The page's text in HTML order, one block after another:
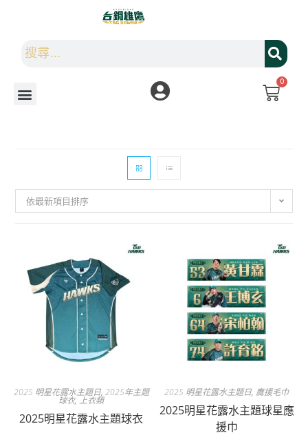
0
依最新項目排序
2025 明星花露水主題日, 2025年主題
球衣, 上衣類
2025明星花露水主題球衣
2025 明星花露水主題日, 鷹援毛巾
2025明星花露水主題球星應
援巾